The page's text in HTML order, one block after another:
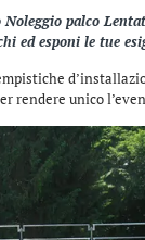
Noleggio palco
ed esponi le tue
rendere unico